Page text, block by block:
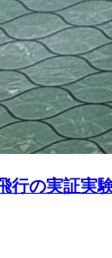
行の実証実